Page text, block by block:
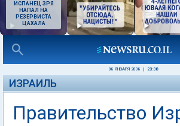
ИСПАНЕЦ ЗРЯ
НАПАЛ НА
РЕЗЕРВИСТА
ЦАХАЛА
08 ЯНВАРЯ 2008 23:38
ИЗРАИЛЬ
Правительство